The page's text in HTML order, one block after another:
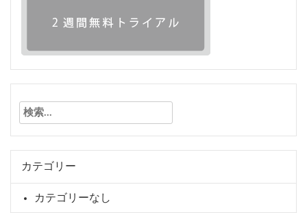
検
カテゴリー
カテゴリーなし